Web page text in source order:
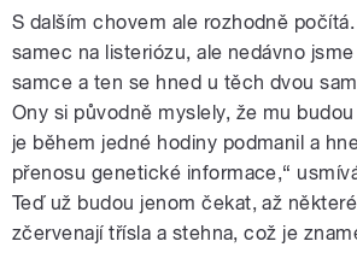
S dalším chovem ale rozhodně počítá.
samec na listeriózu, ale nedávno
samce a ten se hned u těch dvou
Ony si původně myslely, že mu
je během jedné hodiny podmanil a
přenosu genetické informace,“
Teď už budou jenom čekat, až
zčervenají třísla a stehna, což je